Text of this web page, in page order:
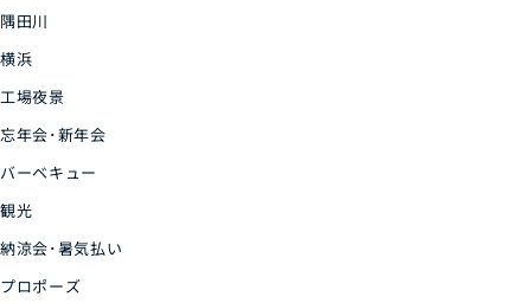
隅田川
横浜
工場夜景
忘年会･新年会
バーベキュー
観光
納涼会･暑気払い
プロポーズ